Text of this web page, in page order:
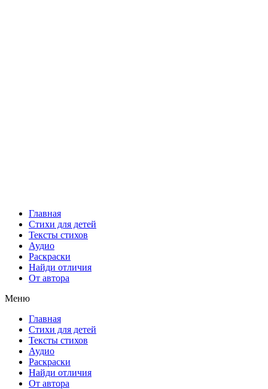
Главная
Стихи для детей
Тексты стихов
Аудио
Раскраски
Найди отличия
От автора
Меню
Главная
Стихи для детей
Тексты стихов
Аудио
Раскраски
Найди отличия
От автора